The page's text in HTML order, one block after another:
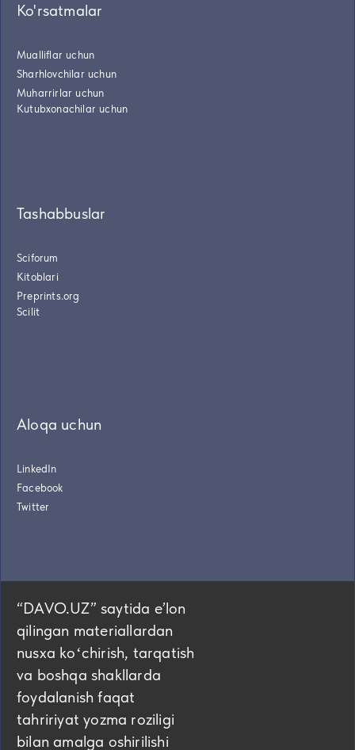
Ko'rsatmalar
Mualliflar uchun
Sharhlovchilar uchun
Muharrirlar uchun
Kutubxonachilar uchun
Tashabbuslar
Sciforum
Kitoblari
Preprints.org
Scilit
Aloqa uchun
LinkedIn
Facebook
Twitter
“DAVO.UZ” saytida eʼlon
qilingan materiallardan
nusxa koʻchirish, tarqatish
va boshqa shakllarda
foydalanish faqat
tahririyat yozma roziligi
bilan amalga oshirilishi